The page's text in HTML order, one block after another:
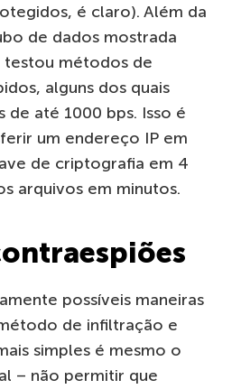
é claro). Além da
de dados mostrada
testou métodos de
alguns dos quais
de até 1000 bps. Isso é
um endereço IP em
de criptografia em 4
arquivos em minutos.
possíveis maneiras
de infiltração e
simples é mesmo o
– não permitir que